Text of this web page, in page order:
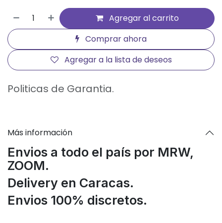
Agregar al carrito
Comprar ahora
Agregar a la lista de deseos
Politicas de Garantia.
Más información
Envios a todo el país por MRW,
ZOOM.
Delivery en Caracas.
Envios 100% discretos.